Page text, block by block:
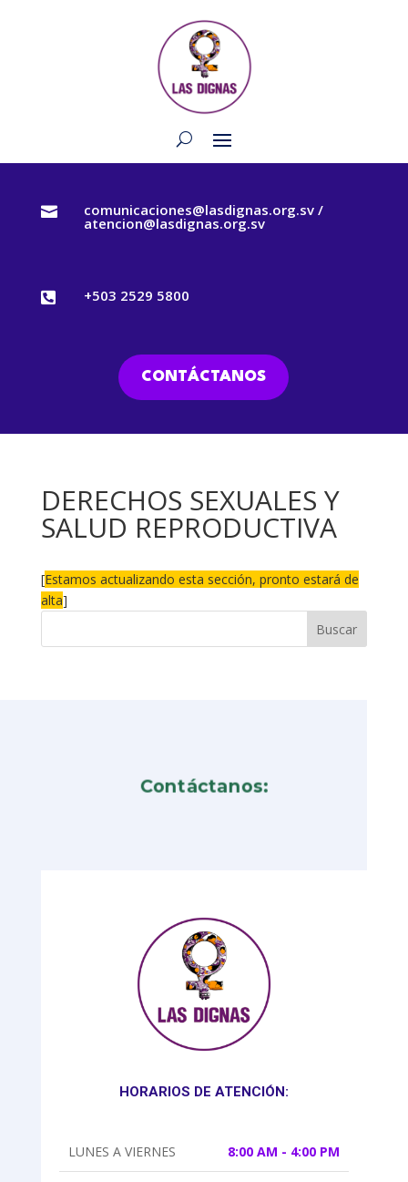
 comunicaciones@lasdignas.org.sv /
atencion@lasdignas.org.sv
 +503 2529 5800
CONTÁCTANOS
DERECHOS SEXUALES Y
SALUD REPRODUCTIVA
[Estamos actualizando esta sección, pronto estará de
alta]
Contáctanos:
HORARIOS DE ATENCIÓN:
LUNES A VIERNES 8:00 AM - 4:00 PM